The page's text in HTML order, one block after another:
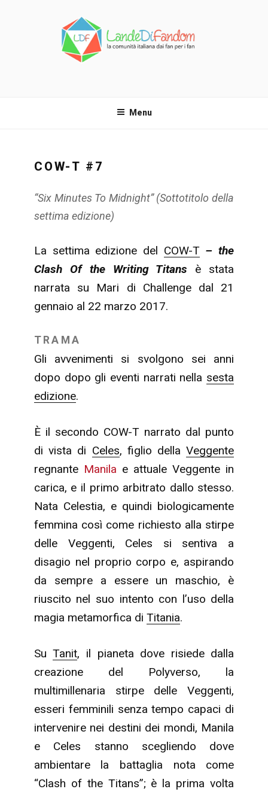
Menu
COW-T #7
“Six Minutes To Midnight”(Sottotitolo della
settima edizione)
La settima edizione del COW-T – the
Clash Of the Writing Titans è stata
narrata su Mari di Challenge dal 21
gennaio al 22 marzo 2017.
TRAMA
Gli avvenimenti si svolgono sei anni
dopo dopo gli eventi narrati nella sesta
edizione.
È il secondo COW-T narrato dal punto
di vista di Celes, figlio dellaVeggente
regnante Manila e attuale Veggente in
carica, e il primo arbitrato dallo stesso.
Nata Celestia, e quindi biologicamente
femmina così come richiesto alla stirpe
delle Veggenti, Celes si sentiva a
disagio nel proprio corpo e, aspirando
da sempre a essere un maschio, è
riuscito nel suo intento con l’uso della
magia metamorfica di Titania.
SuTanit, il pianeta dove risiede dalla
creazione del Polyverso, la
multimillenaria stirpe delle Veggenti,
esseri femminili senza tempo capaci di
intervenire nei destini dei mondi, Manila
e Celes stanno scegliendo dove
ambientare la battaglia nota come
“Clash of the Titans”; è la prima volta